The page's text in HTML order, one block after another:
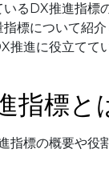
いるDX推進指標
標について紹
推進に役立てて
指標と
指標の概要や役